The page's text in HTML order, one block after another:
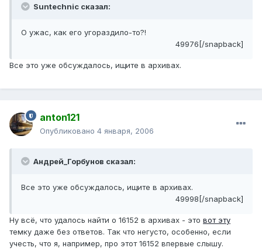
Suntechnic сказал:
О ужас, как его угораздило-то?!
49976[/snapback]
Все это уже обсуждалось, ищите в архивах.
anton121
Опубликовано 4 января, 2006
Андрей_Горбунов сказал:
Все это уже обсуждалось, ищите в архивах.
49998[/snapback]
Ну всё, что удалось найти о 16152 в архивах - это вот эту
темку даже без ответов. Так что негусто, особенно, если
учесть, что я, например, про этот 16152 впервые слышу.